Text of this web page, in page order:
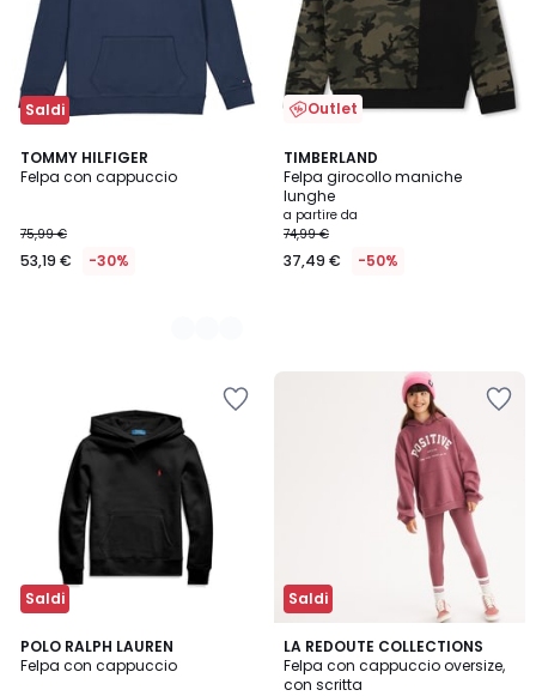
Saldi
TOMMY HILFIGER
Felpa con cappuccio
75,99 €
53,19 € -30%
2
Colori
Outlet
TIMBERLAND
Felpa girocollo maniche
lunghe
a partire da
74,99 €
37,49 € -50%
Saldi
POLO RALPH LAUREN
Felpa con cappuccio
3
/
2
Colori
Saldi
LA REDOUTE COLLECTIONS
Felpa con cappuccio oversize,
con scritta
4,7
/ 5